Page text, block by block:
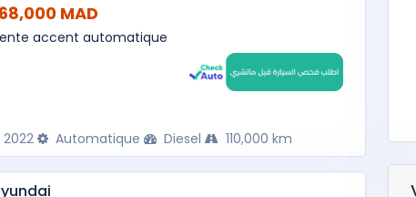
MAD
accent automatique
2022 Automatique Diesel 110,000 km